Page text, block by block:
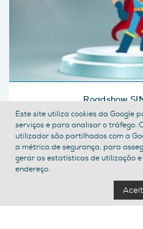
Roadshow
Este site utiliza cookies da Google
serviços e para analisar o tráfego.
utilizador são partilhados com a
a métrica de segurança, para
gerar as estatísticas de utilização
endereço.